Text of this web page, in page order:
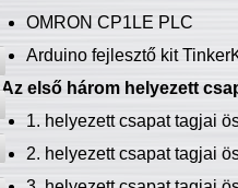
OMRON CP1LE PLC
Arduino fejlesztő kit
Az első három helyezett
1. helyezett csapat tagjai
2. helyezett csapat tagjai